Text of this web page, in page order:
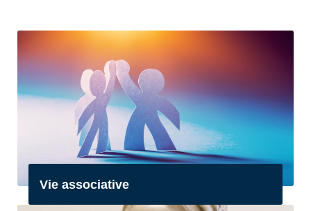
Vie associative